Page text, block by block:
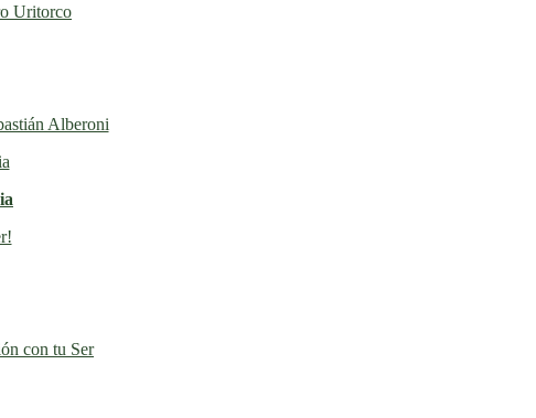
Uritorco
Alberoni
con tu Ser